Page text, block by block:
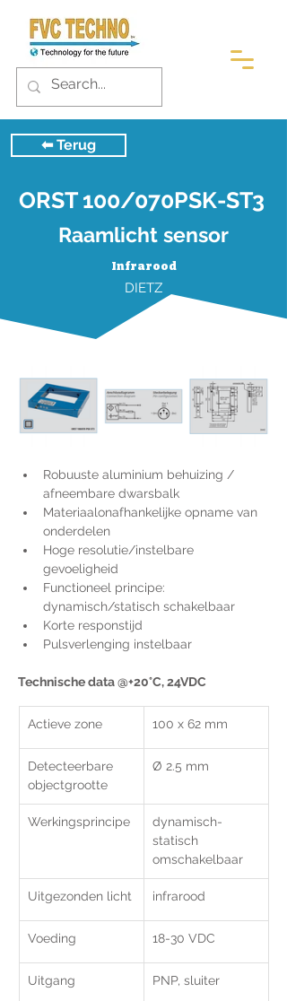
⬅︎ Terug
ORST 100/070PSK-ST3
Raamlicht sensor
Infrarood
DIETZ
Robuuste aluminium behuizing /
afneembare dwarsbalk
Materiaalonafhankelijke opname van
onderdelen
Hoge resolutie/instelbare
gevoeligheid
Functioneel principe:
dynamisch/statisch schakelbaar
Korte responstijd
Pulsverlenging instelbaar
Technische data @+20°C, 24VDC
Actieve zone 100 x 62 mm
Detecteerbare
objectgrootte
Ø 2.5 mm
Werkingsprincipe
dynamisch-
statisch
omschakelbaar
Uitgezonden licht
Voeding 18-30 VDC
Uitgang PNP, sluiter